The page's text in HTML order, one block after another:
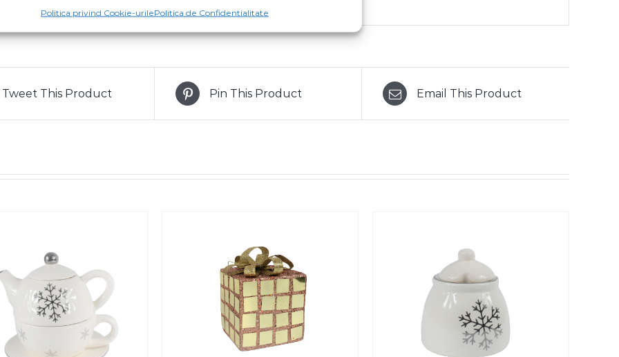
Politica privind Cookie-urilePolitica de Confidentialitate
Tweet This Product Pin This Product Email This Product
SELECT OPTIONS /
SELECT OPTIONS